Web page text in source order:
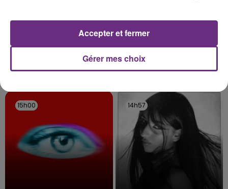
BEBE REXHA JEREMY FREROT
15h00
15h00 14h57
14h57
Gérer mes choix
Accepter et fermer